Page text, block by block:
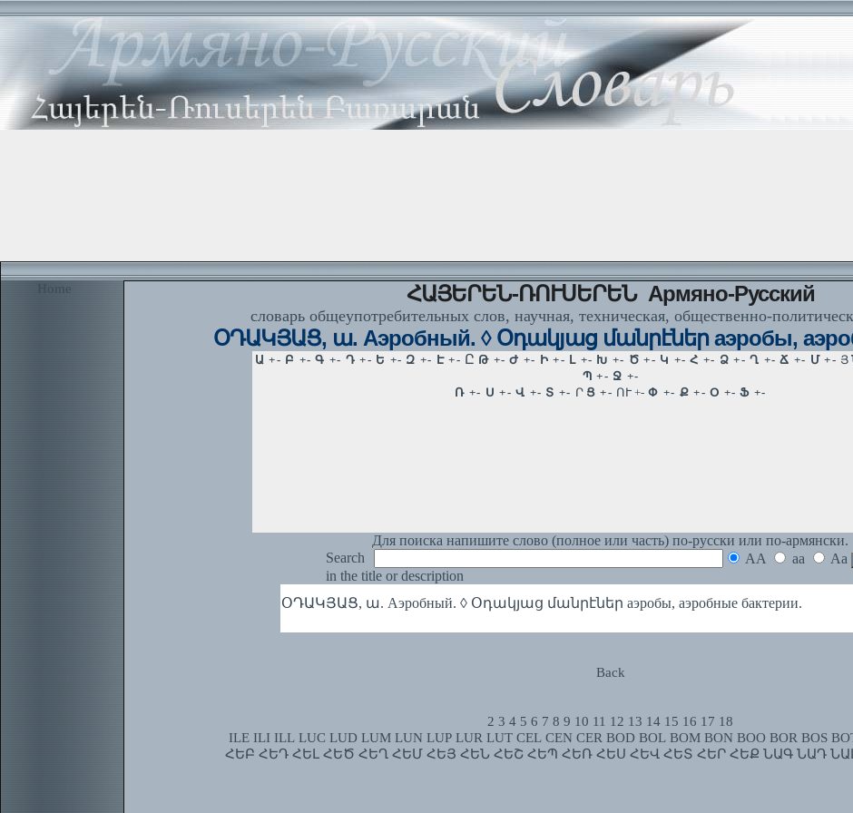
Home ՀԱՅԵՐԵՆ-ՌՈՒՍԵՐԵՆ Армяно-Русский
словарь общеупотребительных слов, научная, техническая, общественно-
ՕԴԱԿՅԱՑ, ա. Аэробный. ◊ Օդակյաց մանրէներ аэробы,
Для поиска напишите слово (полное или часть) по-русски или по-армянски.
Search
AA aa
Aa
in the title or description
ՕԴԱԿՅԱՑ, ա. Аэробный. ◊ Օդակյաց մանրէներ аэробы, аэробные бактерии.
Back
2 3 4 5 6 7 8 9 10 11 12 13 14 15 16 17 18
ILE ILI ILL LUC LUD LUM LUN LUP LUR LUT CEL CEN CER BOD BOL BOM BON BOO BOR BOS
ՀԵԲ ՀԵԴ ՀԵԼ ՀԵԾ ՀԵՂ ՀԵՄ ՀԵՅ ՀԵՆ ՀԵՇ ՀԵՊ ՀԵՌ ՀԵՍ ՀԵՎ ՀԵՏ ՀԵՐ ՀԵՔ ՆԱԳ ՆԱԴ